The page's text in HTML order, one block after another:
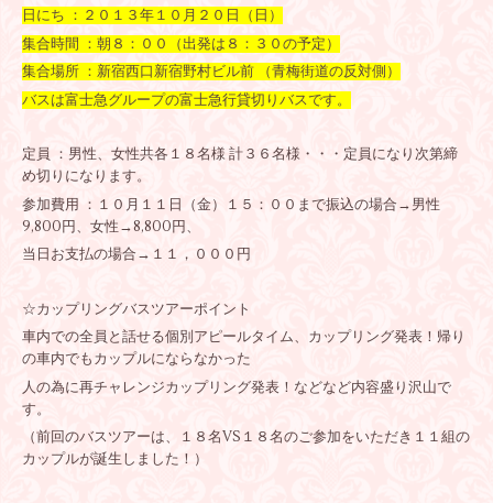
日にち ：２０１３年１０月２０日（日）
集合時間 ：朝８：００（出発は８：３０の予定）
集合場所 ：新宿西口新宿野村ビル前 （青梅街道の反対側）
バスは富士急グループの富士急行貸切りバスです。
定員 ：男性、女性共各１８名様 計３６名様・・・定員になり次第締
め切りになります。
参加費用 ：１０月１１日（金）１５：００まで振込の場合→男性
9,800円、女性→8,800円、
当日お支払の場合→１１，０００円
☆カップリングバスツアーポイント
車内での全員と話せる個別アピールタイム、カップリング発表！帰り
の車内でもカップルにならなかった
人の為に再チャレンジカップリング発表！などなど内容盛り沢山で
す。
（前回のバスツアーは、１８名VS１８名のご参加をいただき１１組の
カップルが誕生しました！）